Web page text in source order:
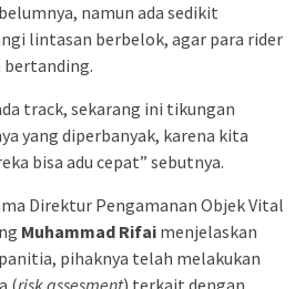
namun ada sedikit
lintasan berbelok, agar para rider
bertanding.
track, sekarang ini tikungan
yang diperbanyak, karena kita
bisa adu cepat” sebutnya.
Direktur Pengamanan Objek Vital
Muhammad Rifai menjelaskan
pihaknya telah melakukan